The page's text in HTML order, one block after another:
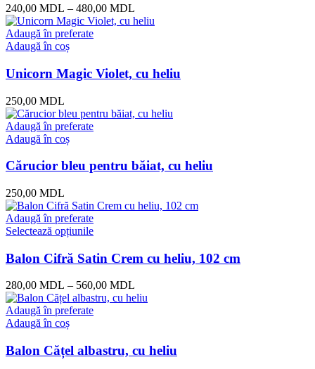
240,00 MDL – 480,00 MDL
Adaugă în preferate
Adaugă în coș
Unicorn Magic Violet, cu heliu
250,00 MDL
Adaugă în preferate
Adaugă în coș
Cărucior bleu pentru băiat, cu heliu
250,00 MDL
Adaugă în preferate
Selectează opțiunile
Balon Cifră Satin Crem cu heliu, 102 cm
280,00 MDL – 560,00 MDL
Adaugă în preferate
Adaugă în coș
Balon Cățel albastru, cu heliu